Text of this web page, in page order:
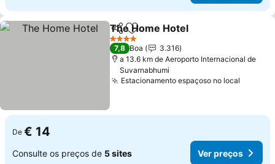
PartilharAdicionar aos favoritos
The Home Hotel
4 Estrelas
7,8 Boa
3.316
a 13.6 km de Aeroporto Internacional de
Suvarnabhumi
Estacionamento espaçoso no local
De € 14
Consulte os preços de 5 sites Ver preços